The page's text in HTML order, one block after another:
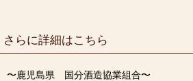
さらに詳細はこちら
〜鹿児島県 国分酒造協業組合〜